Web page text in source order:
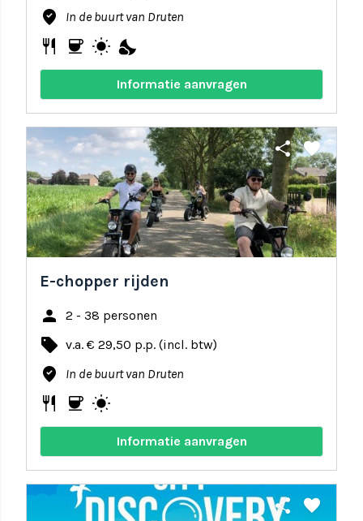
where_to_vote In de buurt van Druten
restaurant coffee wb_sunny nights_stay
Informatie aanvragen
share favorite
E-chopper rijden
person 2 - 38 personen
local_offer v.a. € 29,50 p.p. (incl. btw)
where_to_vote In de buurt van Druten
restaurant coffee wb_sunny
Informatie aanvragen
share favorite